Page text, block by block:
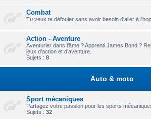
Combat
Tu veux te défouler sans avoir besoin d'aller à
Action - Aventure
Aventurier dans l'âme ? Apprenti James Bond ?
jeux d'action et d'aventure.
Sujets : 8
Auto & moto
Sport mécaniques
Partagez votre passion pour les sports
Sujets : 32